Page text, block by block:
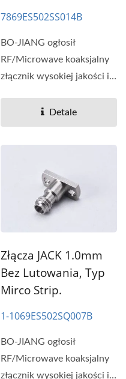
7869ES502SS014B
BO-JIANG ogłosił
RF/Microwave koaksjalny
złącznik wysokiej jakości i
Detale
Złącza JACK 1.0mm
Bez Lutowania, Typ
Mirco Strip.
1-1069ES502SQ007B
BO-JIANG ogłosił
RF/Microwave koaksjalny
złącznik wysokiej jakości i